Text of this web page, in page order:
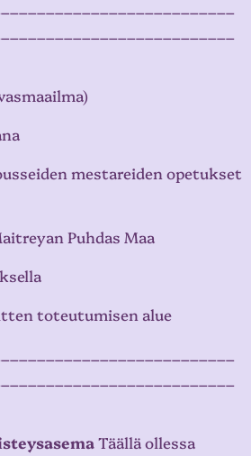
mestareiden opetukset
Puhdas Maa
toteutumisen alue
Täällä ollessa